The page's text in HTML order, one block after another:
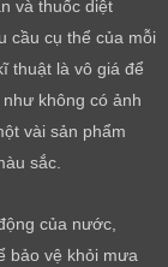
và thuốc diệt
cầu cụ thể của mỗi
thuật là vô giá để
không có ảnh
vài sản phẩm
sắc.
của nước,
bảo vệ khỏi mưa